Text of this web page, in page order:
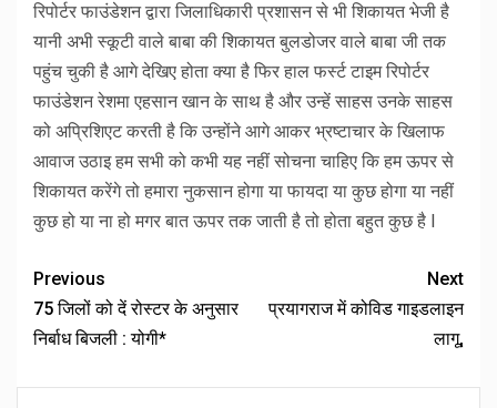
रिपोर्टर फाउंडेशन द्वारा जिलाधिकारी प्रशासन से भी शिकायत भेजी है
यानी अभी स्कूटी वाले बाबा की शिकायत बुलडोजर वाले बाबा जी तक
पहुंच चुकी है आगे देखिए होता क्या है फिर हाल फर्स्ट टाइम रिपोर्टर
फाउंडेशन रेशमा एहसान खान के साथ है और उन्हें साहस उनके साहस
को अप्रिशिएट करती है कि उन्होंने आगे आकर भ्रष्टाचार के खिलाफ
आवाज उठाइ हम सभी को कभी यह नहीं सोचना चाहिए कि हम ऊपर से
शिकायत करेंगे तो हमारा नुकसान होगा या फायदा या कुछ होगा या नहीं
कुछ हो या ना हो मगर बात ऊपर तक जाती है तो होता बहुत कुछ है l
Previous
75 जिलों को दें रोस्टर के अनुसार
निर्बाध बिजली : योगी*
Next
प्रयागराज में कोविड गाइडलाइन
लागू,